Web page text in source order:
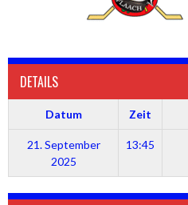
DETAILS
Datum Zeit
21. September
2025
13:45